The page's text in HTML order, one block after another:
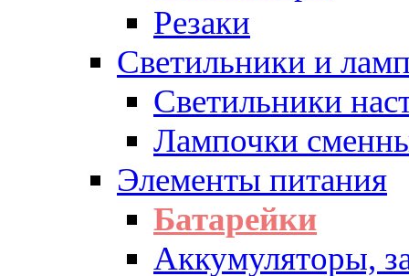
Резаки
Светильники и
Светильники
Лампочки
Элементы питания
Батарейки
Аккумуляторы,